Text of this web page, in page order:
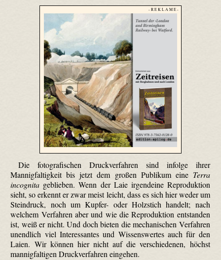
- R E K L A M E -
Die fotografischen Druckverfahren sind infolge ihrer
Mannigfaltigkeit bis jetzt dem großen Publikum eine Terra
incognita geblieben. Wenn der Laie irgendeine Reproduktion
sieht, so erkennt er zwar meist leicht, dass es sich hier weder um
Steindruck, noch um Kupfer- oder Holzstich handelt; nach
welchem Verfahren aber und wie die Reproduktion entstanden
ist, weiß er nicht. Und doch bieten die mechanischen Verfahren
unendlich viel Interessantes und Wissenswertes auch für den
Laien. Wir können hier nicht auf die verschiedenen, höchst
mannigfaltigen Druckverfahren eingehen.